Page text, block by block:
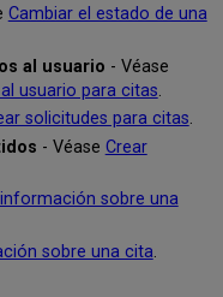
Cambiar el estado de una
al usuario - Véase
usuario para citas.
solicitudes para citas.
- Véase Crear
sobre una
sobre una cita.